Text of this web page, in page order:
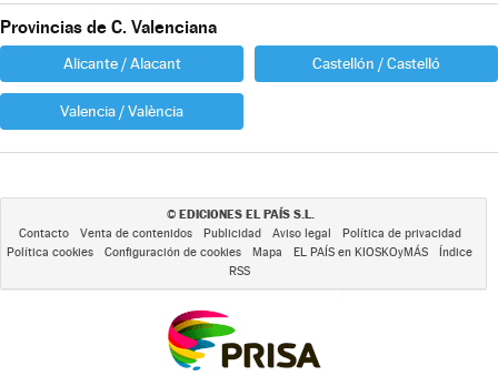
Provincias de C. Valenciana
Alicante / Alacant Castellón / Castelló
Valencia / València
© EDICIONES EL PAÍS S.L.
Contacto Venta de contenidos Publicidad Aviso legal
Política de privacidad
Política cookies
Configuración de cookies Mapa EL PAÍS en KIOSKOyMÁS
Índice
RSS